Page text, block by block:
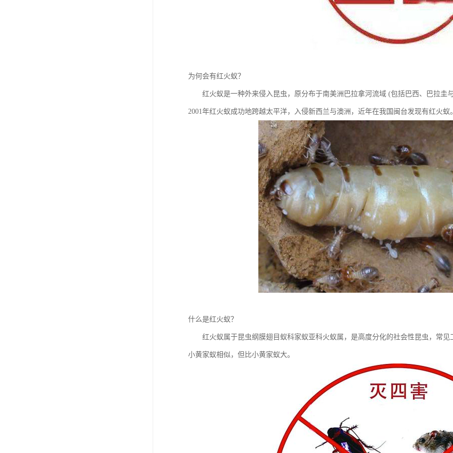
为何会有红火蚁？
红火蚁是一种外来侵入昆虫，原分布于南美洲巴拉拿河流域 (包括巴西、巴拉圭
2001年红火蚁成功地跨越太平洋，入侵新西兰与澳洲，近年在我国闽台发现有红火
什么是红火蚁？
红火蚁属于昆虫纲膜翅目蚁科家蚁亚科火蚁属，是高度分化的社会性昆虫，常见
小黄家蚁相似，但比小黄家蚁大。